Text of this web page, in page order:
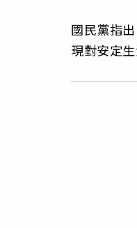
國民黨指
現對安定